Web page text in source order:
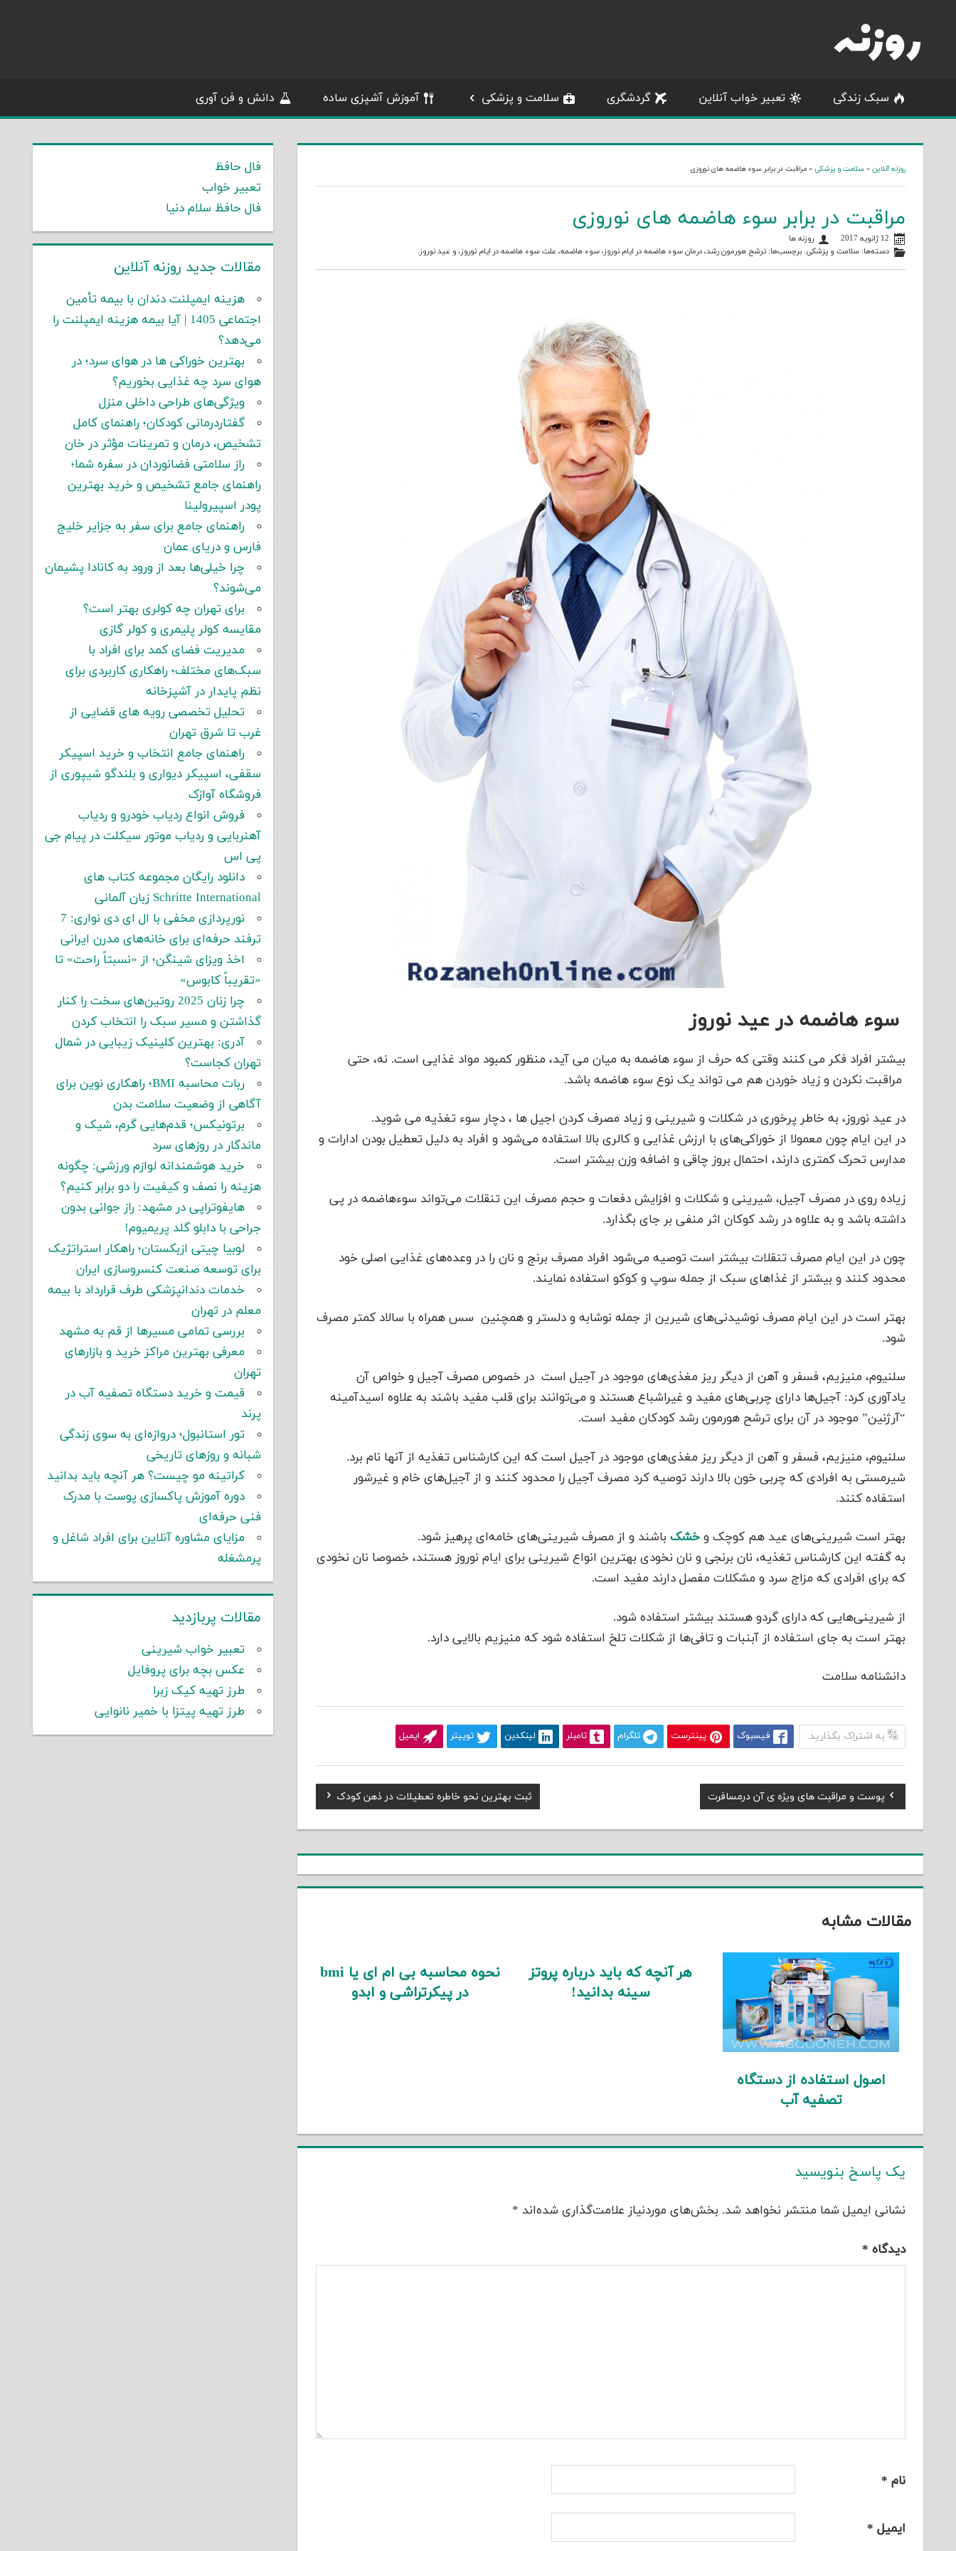
content
سبک زندگی تعبیر خواب آنلاین گردشگری سلامت و پزشکی آموزش آشپزی ساده دانش و فن آوری
روزنه آنلاین » سلامت و پزشکی »مراقبت در برابر سوء هاضمه های نوروزی
مراقبت در برابر سوء هاضمه های نوروزی
12 ژانویه 2017
روزنه ها
دسته‌ها: سلامت و پزشکی. برچسب‌ها: ترشح هورمون رشد، درمان سوء هاضمه در ایام نوروز ، سوء هاضمه، علت سوء هاضمه در ایام نوروز ، و عید نوروز .
سوء هاضمه در عید نوروز
بیشتر افراد فکر می کنند وقتی که حرف از سوء هاضمه به میان می آید، منظور کمبود مواد غذایی است. نه، حتی
مراقبت نکردن و زیاد خوردن هم می تواند یک نوع سوء هاضمه باشد.
در عید نوروز، به خاطر پرخوری در شکلات و شیرینی و زیاد مصرف کردن اجیل ها ، دچار سوء تغذیه می شوید.
در این ایام چون معمولا از خوراکی‌های با ارزش غذایی و کالری بالا استفاده می‌شود و افراد به دلیل تعطیل بودن ادارات و
مدارس تحرک کمتری دارند، احتمال بروز چاقی و اضافه وزن بیشتر است.
زیاده روی در مصرف آجیل، شیرینی و شکلات و افزایش دفعات و حجم مصرف این تنقلات می‌تواند سوء‌هاضمه در پی
داشته باشد و به علاوه در رشد کوکان اثر منفی بر جای بگذارد.
چون در این ایام مصرف تنقلات بیشتر است توصیه می‌شود افراد مصرف برنج و نان را در وعده‌های غذایی اصلی خود
محدود کنند و بیشتر از غذاهای سبک از جمله سوپ و کوکو استفاده نمایند.
بهتر است در این ایام مصرف نوشیدنی‌های شیرین از جمله نوشابه و دلستر و همچنین سس همراه با سالاد کمتر مصرف
شود.
سلنیوم، منیزیم، فسفر و آهن از دیگر ریز مغذی‌های موجود در آجیل است در خصوص مصرف آجیل و خواص آن
یادآوری کرد: آجیل‌ها دارای چربی‌های مفید و غیراشباع هستند و می‌توانند برای قلب مفید باشند به علاوه اسیدآمینه
“آرژنین” موجود در آن برای ترشح هورمون رشد کودکان مفید است.
سلنیوم، منیزیم، فسفر و آهن از دیگر ریز مغذی‌های موجود در آجیل است که این کارشناس تغذیه از آنها نام برد.
شیرمستی به افرادی که چربی خون بالا دارند توصیه کرد مصرف آجیل را محدود کنند و از آجیل‌های خام و غیرشور
استفاده کنند.
بهتر است شیرینی‌های عید هم کوچک وخشک باشند و از مصرف شیرینی‌های خامه‌ای پرهیز شود.
به گفته این کارشناس تغذیه، نان برنجی و نان نخودی بهترین انواع شیرینی برای ایام نوروز هستند، خصوصا نان نخودی
که برای افرادی که مزاج سرد و مشکلات مفصل دارند مفید است.
از شیرینی‌هایی که دارای گردو هستند بیشتر استفاده شود.
بهتر است به جای استفاده از آبنبات و تافی‌ها از شکلات تلخ استفاده شود که منیزیم بالایی دارد.
دانشنامه سلامت
به اشتراک بگذارید: فیسبوک پینترست تلگرام تامبلر لینکدین توییتر ایمیل
راهبری
نوشته
Previous
Post:
پوست و مراقبت های ویژه ی آن درمسافرت
Next
Post:
ثبت بهترین نحو خاطره تعطیلات در ذهن کودک
مقالات مشابه
اصول استفاده از دستگاه
تصفیه آب
هر آنچه که باید درباره پروتز
سینه بدانید!
نحوه محاسبه بی ام ای یا bmi
در پیکرتراشی و ابدو
یک پاسخ بنویسید
نشانی ایمیل شما منتشر نخواهد شد. بخش‌های موردنیاز علامت‌گذاری شده‌اند *
دیدگاه *
نام *
ایمیل *
فال حافظ
تعبیر خواب
فال حافظ سلام دنیا
مقالات جدید روزنه آنلاین
هزینه ایمپلنت دندان با بیمه تأمین
اجتماعی 1405 | آیا بیمه هزینه ایمپلنت را
می‌دهد؟
بهترین خوراکی ها در هوای سرد؛ در
هوای سرد چه غذایی بخوریم؟
ویژگی‌های طراحی داخلی منزل
گفتاردرمانی کودکان؛ راهنمای کامل
تشخیص، درمان و تمرینات مؤثر در خان
راز سلامتی فضانوردان در سفره شما؛
راهنمای جامع تشخیص و خرید بهترین
پودر اسپیرولینا
راهنمای جامع برای سفر به جزایر خلیج
فارس و دریای عمان
چرا خیلی‌ها بعد از ورود به کانادا پشیمان
می‌شوند؟
برای تهران چه کولری بهتر است؟
مقایسه کولر پلیمری و کولر گازی
مدیریت فضای کمد برای افراد با
سبک‌های مختلف؛ راهکاری کاربردی برای
نظم پایدار در آشپزخانه
تحلیل تخصصی رویه های قضایی از
غرب تا شرق تهران
راهنمای جامع انتخاب و خرید اسپیکر
سقفی، اسپیکر دیواری و بلندگو شیپوری از
فروشگاه آوازک
فروش انواع ردیاب خودرو و ردیاب
آهنربایی و ردیاب موتور سیکلت در پیام جی
پی اس
دانلود رایگان مجموعه کتاب های
Schritte International زبان آلمانی
نورپردازی مخفی با ال ای دی نواری: 7
ترفند حرفه‌ای برای خانه‌های مدرن ایرانی
اخذ ویزای شینگن؛ از «نسبتاً راحت» تا
«تقریباً کابوس»
چرا زنان 2025 روتین‌های سخت را کنار
گذاشتن و مسیر سبک را انتخاب کردن
آدری: بهترین کلینیک زیبایی در شمال
تهران کجاست؟
ربات محاسبه BMI؛ راهکاری نوین برای
آگاهی از وضعیت سلامت بدن
برتونیکس؛ قدم‌هایی گرم، شیک و
ماندگار در روزهای سرد
خرید هوشمندانه لوازم ورزشی: چگونه
هزینه را نصف و کیفیت را دو برابر کنیم؟
هایفوتراپی در مشهد: راز جوانی بدون
جراحی با دابلو گلد پریمیوم!
لوبیا چیتی ازبکستان؛ راهکار استراتژیک
برای توسعه صنعت کنسروسازی ایران
خدمات دندانپزشکی طرف قرارداد با بیمه
معلم در تهران
بررسی تمامی مسیرها از قم به مشهد
معرفی بهترین مراکز خرید و بازارهای
تهران
قیمت و خرید دستگاه تصفیه آب در
پرند
تور استانبول؛ دروازه‌ای به سوی زندگی
شبانه و روزهای تاریخی
کراتینه مو چیست؟ هر آنچه باید بدانید
دوره آموزش پاکسازی پوست با مدرک
فنی حرفه‌ای
مزایای مشاوره آنلاین برای افراد شاغل و
پرمشغله
مقالات پربازدید
تعبیر خواب شیرینی
عکس بچه برای پروفایل
طرز تهیه کیک زبرا
طرز تهیه پیتزا با خمیر نانوایی